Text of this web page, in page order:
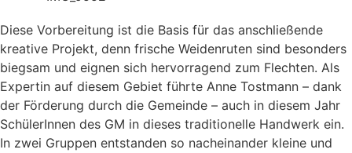
Diese Vorbereitung ist die Basis für das anschließende
kreative Projekt, denn frische Weidenruten sind besonders
biegsam und eignen sich hervorragend zum Flechten. Als
Expertin auf diesem Gebiet führte Anne Tostmann – dank
der Förderung durch die Gemeinde – auch in diesem Jahr
SchülerInnen des GM in dieses traditionelle Handwerk ein.
In zwei Gruppen entstanden so nacheinander kleine und